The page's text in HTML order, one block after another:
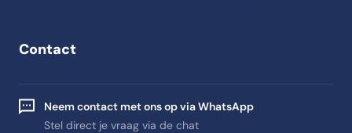
Contact
Neem contact met ons op via WhatsApp
Stel direct je vraag via de chat